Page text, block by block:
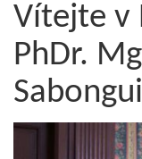
Vítejte v
PhDr.